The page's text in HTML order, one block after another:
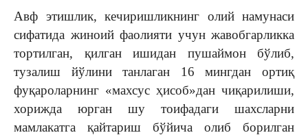
Авф этишлик, кечиришликнинг олий намунаси
сифатида жиноий фаолияти учун жавобгарликка
тортилган, қилган ишидан пушаймон бўлиб,
тузалиш йўлини танлаган 16 мингдан ортиқ
фуқароларнинг «махсус ҳисоб»дан чиқарилиши,
хорижда юрган шу тоифадаги шахсларни
мамлакатга қайтариш бўйича олиб борилган